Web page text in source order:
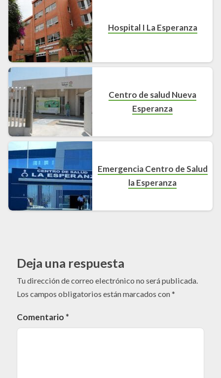
Hospital I La Esperanza
Centro de salud Nueva
Esperanza
Emergencia Centro de Salud
la Esperanza
Deja una respuesta
Tu dirección de correo electrónico no será publicada.
Los campos obligatorios están marcados con*
Comentario *